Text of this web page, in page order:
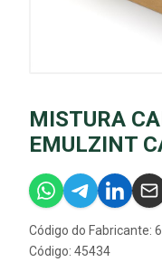
MISTURA
EMULZINT
Código do Fabricante:
Código: 45434